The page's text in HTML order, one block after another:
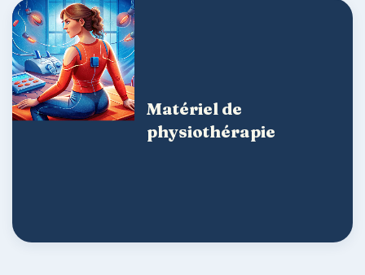
Matériel de
physiothérapie